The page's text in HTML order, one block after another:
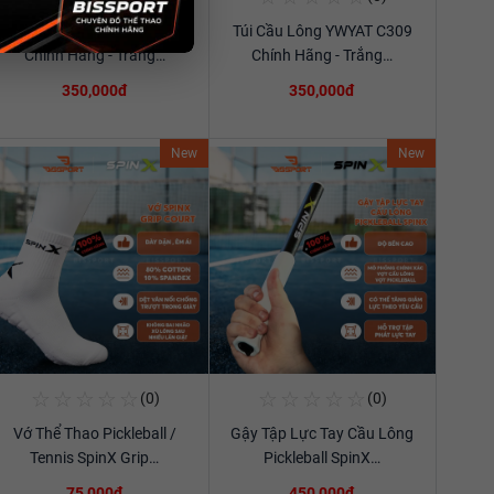
Xem chi tiết
Túi Cầu Lông YWYAT C309
Chính Hãng - Trắng…
350,000đ
Xem chi tiết
Túi Cầu Lông YWYAT C309
Chính Hãng - Trắng…
350,000đ
New
(0)
Vớ Thể Thao Pickleball /
Tennis SpinX Grip…
New
Xem chi tiết
(0)
Gậy Tập Lực Tay Cầu Lông
Pickleball SpinX…